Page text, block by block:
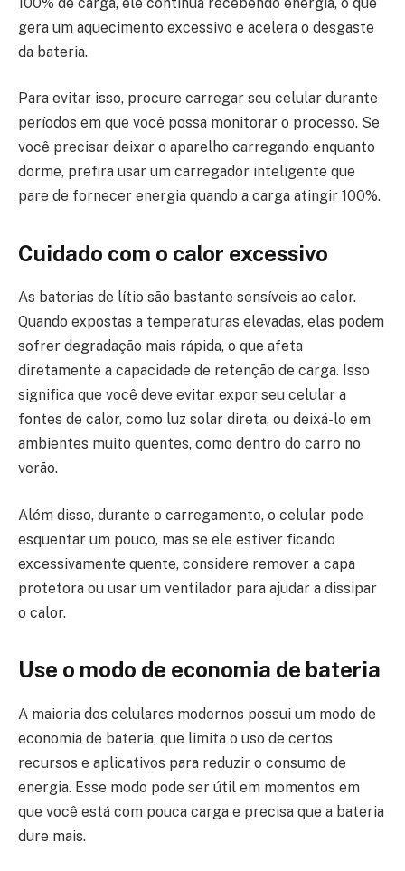
gera um aquecimento excessivo e acelera o desgaste
da bateria.
Para evitar isso, procure carregar seu celular durante
períodos em que você possa monitorar o processo. Se
você precisar deixar o aparelho carregando enquanto
dorme, prefira usar um carregador inteligente que
pare de fornecer energia quando a carga atingir 100%.
Cuidado com o calor excessivo
As baterias de lítio são bastante sensíveis ao calor.
Quando expostas a temperaturas elevadas, elas podem
sofrer degradação mais rápida, o que afeta
diretamente a capacidade de retenção de carga. Isso
significa que você deve evitar expor seu celular a
fontes de calor, como luz solar direta, ou deixá-lo em
ambientes muito quentes, como dentro do carro no
verão.
Além disso, durante o carregamento, o celular pode
esquentar um pouco, mas se ele estiver ficando
excessivamente quente, considere remover a capa
protetora ou usar um ventilador para ajudar a dissipar
o calor.
Use o modo de economia de bateria
A maioria dos celulares modernos possui um modo de
economia de bateria, que limita o uso de certos
recursos e aplicativos para reduzir o consumo de
energia. Esse modo pode ser útil em momentos em
que você está com pouca carga e precisa que a bateria
dure mais.